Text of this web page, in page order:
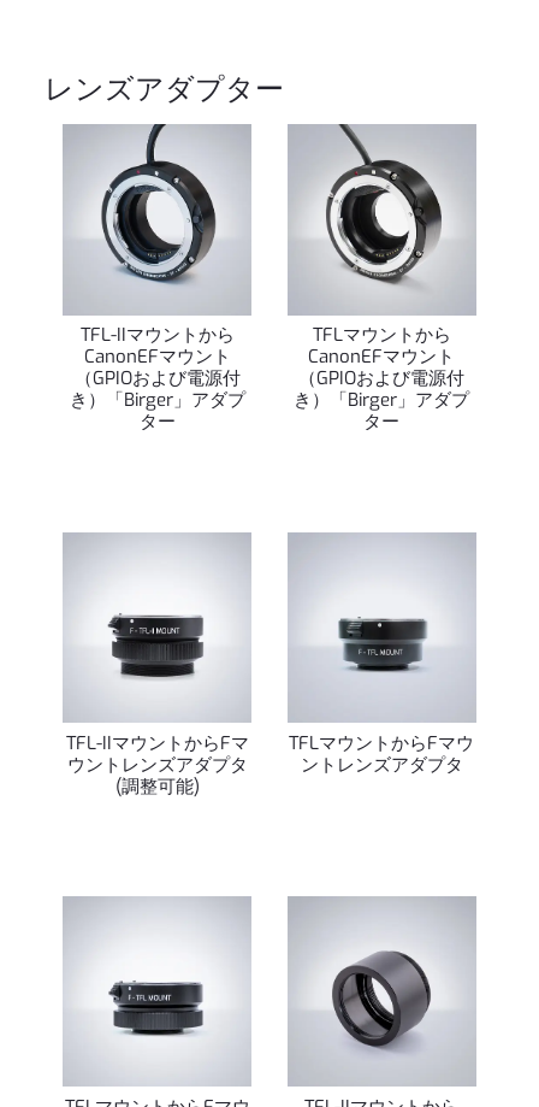
レンズアダプター
TFL-IIマウントから
CanonEFマウント
（GPIOおよび電源付
き）「Birger」アダプ
ター
TFLマウントから
CanonEFマウント
（GPIOおよび電源付
き）「Birger」アダプ
ター
TFL-IIマウントからFマ
ウントレンズアダプタ
(調整可能)
TFLマウントからFマウ
ントレンズアダプタ